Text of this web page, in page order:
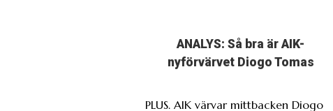
ANALYS: Så bra är AIK-
nyförvärvet Diogo Tomas
PLUS. AIK värvar mittbacken Diogo